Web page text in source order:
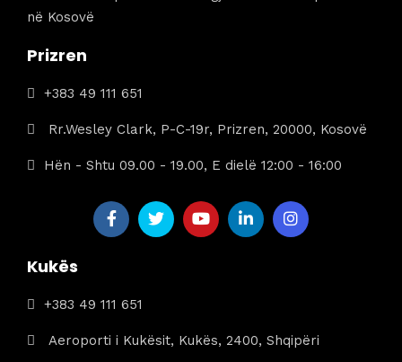
në Kosovë
Prizren
+383 49 111 651
Rr.Wesley Clark, P-C-19r, Prizren, 20000, Kosovë
Hën - Shtu 09.00 - 19.00, E dielë 12:00 - 16:00
Kukës
+383 49 111 651
Aeroporti i Kukësit, Kukës, 2400, Shqipëri